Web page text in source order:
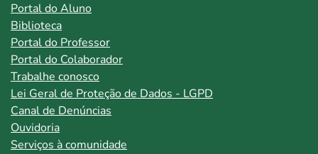
Portal do Aluno
Biblioteca
Portal do Professor
Portal do Colaborador
Trabalhe conosco
Lei Geral de Proteção de Dados - LGPD
Canal de Denúncias
Ouvidoria
Serviços à comunidade